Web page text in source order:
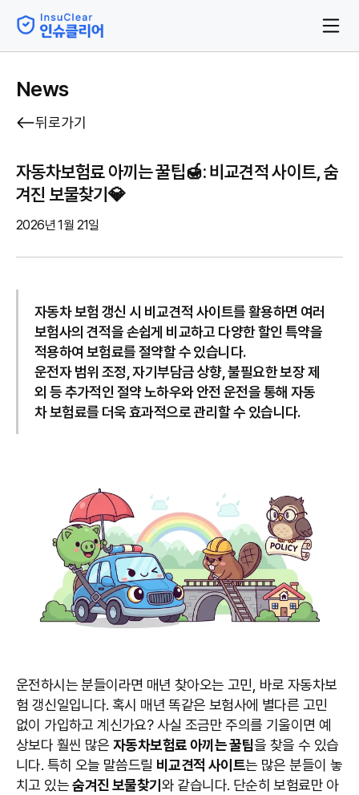
News
뒤로가기
자동차보험료 아끼는 꿀팁🍯: 비교견적 사이트, 숨
겨진 보물찾기💎
2026년 1월 21일
자동차 보험 갱신 시 비교견적 사이트를 활용하면 여러
보험사의 견적을 손쉽게 비교하고 다양한 할인 특약을
적용하여 보험료를 절약할 수 있습니다.
운전자 범위 조정, 자기부담금 상향, 불필요한 보장 제
외 등 추가적인 절약 노하우와 안전 운전을 통해 자동
차 보험료를 더욱 효과적으로 관리할 수 있습니다.
운전하시는 분들이라면 매년 찾아오는 고민, 바로 자동차보
험 갱신일입니다. 혹시 매년 똑같은 보험사에 별다른 고민
없이 가입하고 계신가요? 사실 조금만 주의를 기울이면 예
상보다 훨씬 많은자동차보험료 아끼는 꿀팁을 찾을 수 있습
니다. 특히 오늘 말씀드릴 비교견적 사이트는 많은 분들이 놓
치고 있는숨겨진 보물찾기와 같습니다. 단순히 보험료만 아